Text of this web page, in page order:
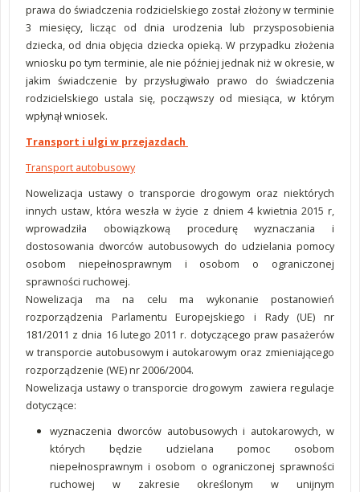
prawa do świadczenia rodzicielskiego został złożony w terminie
3 miesięcy, licząc od dnia urodzenia lub przysposobienia
dziecka, od dnia objęcia dziecka opieką. W przypadku złożenia
wniosku po tym terminie, ale nie później jednak niż w okresie, w
jakim świadczenie by przysługiwało prawo do świadczenia
rodzicielskiego ustala się, począwszy od miesiąca, w którym
wpłynął wniosek.
Transport i ulgi w przejazdach
Transport autobusowy
Nowelizacja ustawy o transporcie drogowym oraz niektórych
innych ustaw, która weszła w życie z dniem 4 kwietnia 2015 r,
wprowadziła obowiązkową procedurę wyznaczania i
dostosowania dworców autobusowych do udzielania pomocy
osobom niepełnosprawnym i osobom o ograniczonej
sprawności ruchowej.
Nowelizacja ma na celu ma wykonanie postanowień
rozporządzenia Parlamentu Europejskiego i Rady (UE) nr
181/2011 z dnia 16 lutego 2011 r. dotyczącego praw pasażerów
w transporcie autobusowym i autokarowym oraz zmieniającego
rozporządzenie (WE) nr 2006/2004.
Nowelizacja ustawy o transporcie drogowym zawiera regulacje
dotyczące:
wyznaczenia dworców autobusowych i autokarowych, w
których będzie udzielana pomoc osobom
niepełnosprawnym i osobom o ograniczonej sprawności
ruchowej w zakresie określonym w unijnym